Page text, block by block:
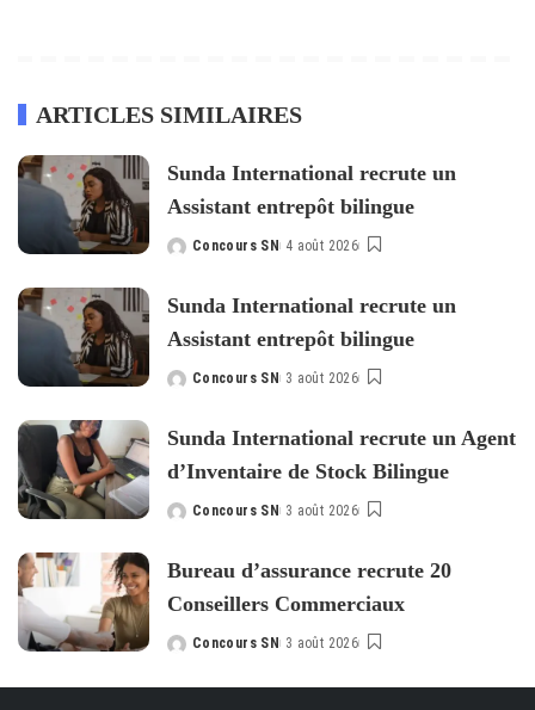
ARTICLES SIMILAIRES
Sunda International recrute un
Assistant entrepôt bilingue
Posted
Concours SN 4 août 2026
Sunda International recrute un
Assistant entrepôt bilingue
Posted
Concours SN 3 août 2026
Sunda International recrute un Agent
d’Inventaire de Stock Bilingue
Posted
Concours SN 3 août 2026
Bureau d’assurance recrute 20
Conseillers Commerciaux
Posted
Concours SN 3 août 2026